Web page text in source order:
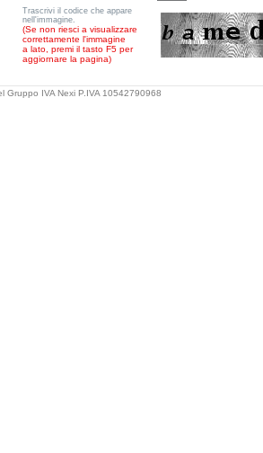
Trascrivi il codice che appare
nell'immagine.
(Se non riesci a visualizzare
correttamente l'immagine
a lato, premi il tasto F5 per
aggiornare la pagina)
IVA Nexi P.IVA 10542790968